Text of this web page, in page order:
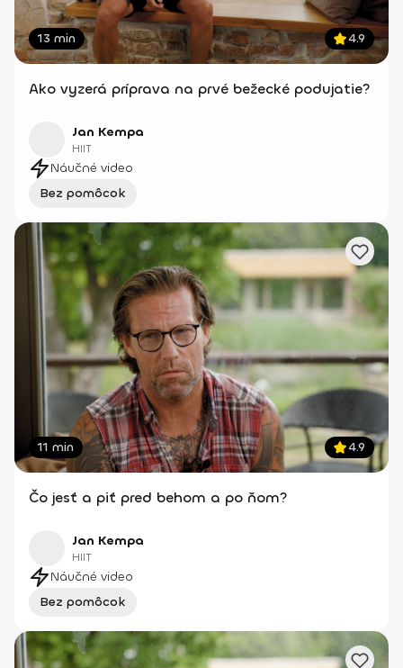
13 min 4.9
Ako vyzerá príprava na prvé bežecké podujatie?
Jan Kempa
HIIT
Náučné video
Bez pomôcok
11 min 4.9
Čo jesť a piť pred behom a po ňom?
Jan Kempa
HIIT
Náučné video
Bez pomôcok